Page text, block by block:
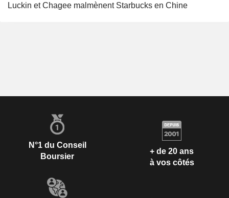
Luckin et Chagee malmènent Starbucks en Chine
N°1 du Conseil
Boursier
+ de 20 ans
à vos côtés